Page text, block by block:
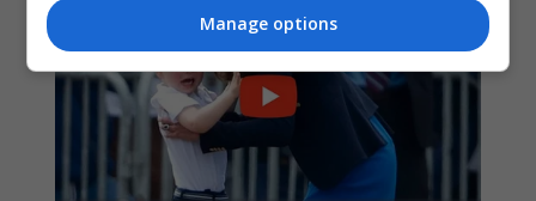
Manage options